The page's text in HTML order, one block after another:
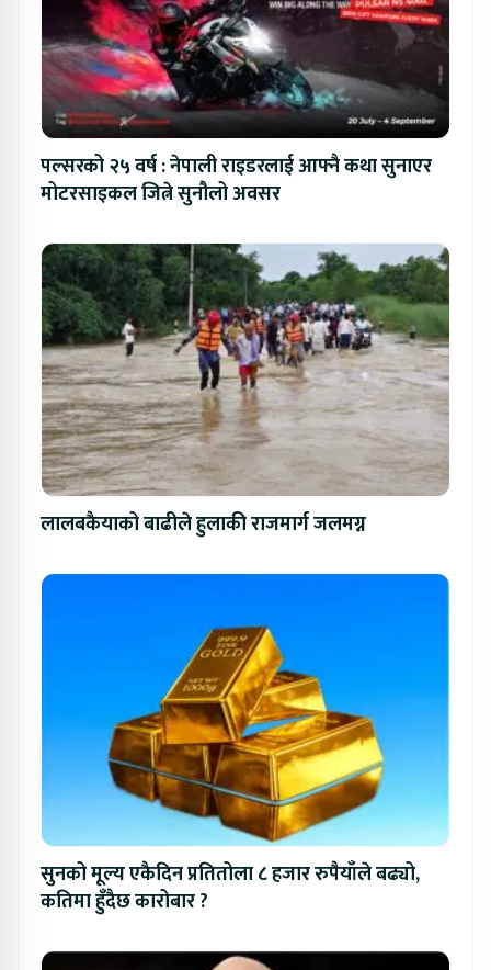
पल्सरको २५ वर्ष : नेपाली राइडरलाई आफ्नै कथा सुनाएर
मोटरसाइकल जित्ने सुनौलो अवसर
लालबकैयाको बाढीले हुलाकी राजमार्ग जलमग्न
सुनको मूल्य एकैदिन प्रतितोला ८ हजार रुपैयाँले बढ्यो,
कतिमा हुँदैछ कारोबार ?